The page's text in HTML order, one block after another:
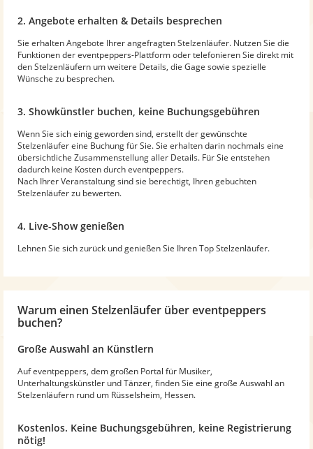
2. Angebote erhalten & Details besprechen
Sie erhalten Angebote Ihrer angefragten Stelzenläufer. Nutzen Sie die
Funktionen der eventpeppers-Plattform oder telefonieren Sie direkt mit
den Stelzenläufern um weitere Details, die Gage sowie spezielle
Wünsche zu besprechen.
3. Showkünstler buchen, keine Buchungsgebühren
Wenn Sie sich einig geworden sind, erstellt der gewünschte
Stelzenläufer eine Buchung für Sie. Sie erhalten darin nochmals eine
übersichtliche Zusammenstellung aller Details. Für Sie entstehen
dadurch keine Kosten durch eventpeppers.
Nach Ihrer Veranstaltung sind sie berechtigt, Ihren gebuchten
Stelzenläufer zu bewerten.
4. Live-Show genießen
Lehnen Sie sich zurück und genießen Sie Ihren Top Stelzenläufer.
Warum einen Stelzenläufer über eventpeppers
buchen?
Große Auswahl an Künstlern
Auf eventpeppers, dem großen Portal für Musiker,
Unterhaltungskünstler und Tänzer, finden Sie eine große Auswahl an
Stelzenläufern rund um Rüsselsheim, Hessen.
Kostenlos. Keine Buchungsgebühren, keine Registrierung
nötig!